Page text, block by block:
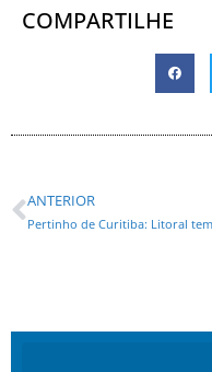
COMPARTILHE
ANTERIOR